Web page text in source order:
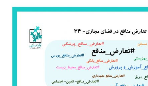
L
n
k
e
e
g
r
a
i
r
n
t